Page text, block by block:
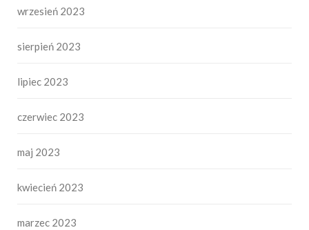
wrzesień 2023
sierpień 2023
lipiec 2023
czerwiec 2023
maj 2023
kwiecień 2023
marzec 2023